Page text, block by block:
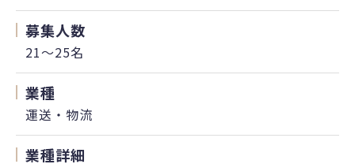
募集人数
21～25名
業種
運送・物流
業種詳細